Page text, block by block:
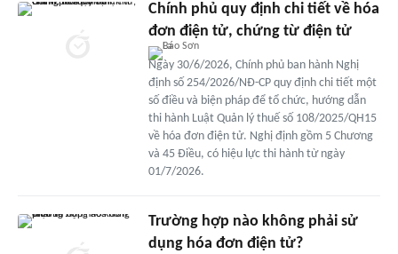
Chính phủ quy định chi tiết về hóa
đơn điện tử, chứng từ điện tử
Ngày 30/6/2026, Chính phủ ban hành Nghị
định số 254/2026/NĐ-CP quy định chi tiết một
số điều và biện pháp để tổ chức, hướng dẫn
thi hành Luật Quản lý thuế số 108/2025/QH15
về hóa đơn điện tử. Nghị định gồm 5 Chương
và 45 Điều, có hiệu lực thi hành từ ngày
01/7/2026.
Trường hợp nào không phải sử
dụng hóa đơn điện tử?